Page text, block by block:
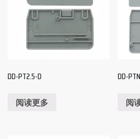
DD-PT2.5-D
阅读更多
DD-
阅